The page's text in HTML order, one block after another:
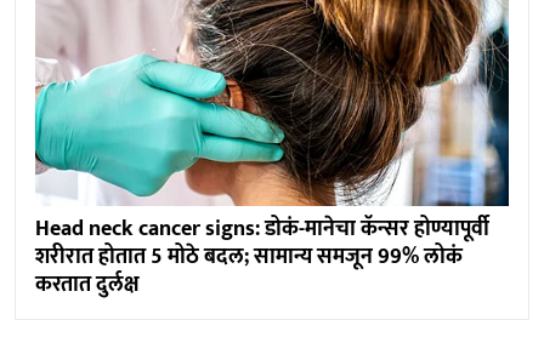
Head neck cancer signs: डोकं-मानेचा कॅन्सर होण्यापूर्वी
शरीरात होतात 5 मोठे बदल; सामान्य समजून 99% लोकं
करतात दुर्लक्ष